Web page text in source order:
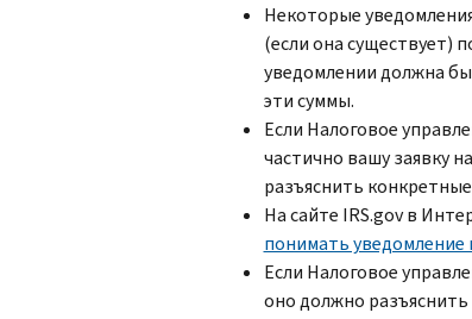
Некоторые
(если она существует)
уведомлении должна
эти суммы.
Если Налоговое
частично вашу заявку
разъяснить
На сайте IRS.govв
понимать уведомление
Если Налоговое
оно должно